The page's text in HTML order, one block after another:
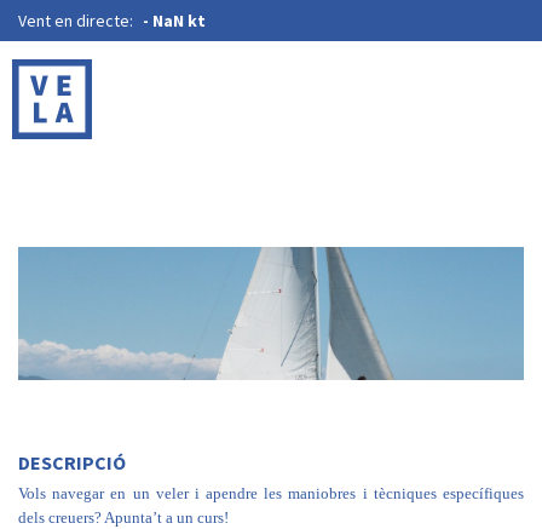
Vent en directe: - NaN kt
DESCRIPCIÓ
Vols navegar en un veler i apendre les maniobres i tècniques específiques
dels creuers? Apunta’t a un curs!